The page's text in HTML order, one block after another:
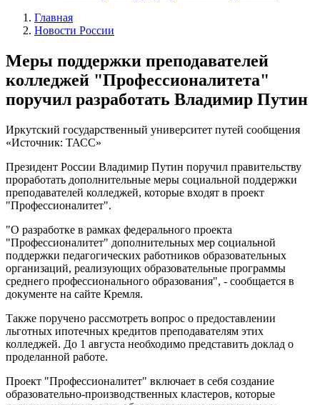
Главная
Новости России
Меры поддержки преподавателей
колледжей "Профессионалитета"
поручил разработать Владимир Путин
Иркутский государственный университет путей сообщения
«Источник: ТАСС»
Президент России Владимир Путин поручил правительству
проработать дополнительные меры социальной поддержки
преподавателей колледжей, которые входят в проект
"Профессионалитет".
"О разработке в рамках федерального проекта
"Профессионалитет" дополнительных мер социальной
поддержки педагогических работников образовательных
организаций, реализующих образовательные программы
среднего профессионального образования", - сообщается в
документе на сайте Кремля.
Также поручено рассмотреть вопрос о предоставлении
льготных ипотечных кредитов преподавателям этих
колледжей. До 1 августа необходимо представить доклад о
проделанной работе.
Проект "Профессионалитет" включает в себя создание
образовательно-производственных кластеров, которые